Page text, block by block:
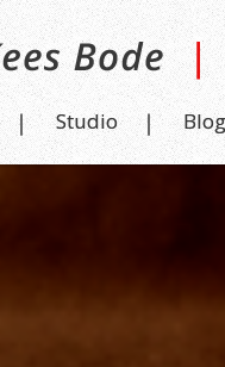
Studio Blog